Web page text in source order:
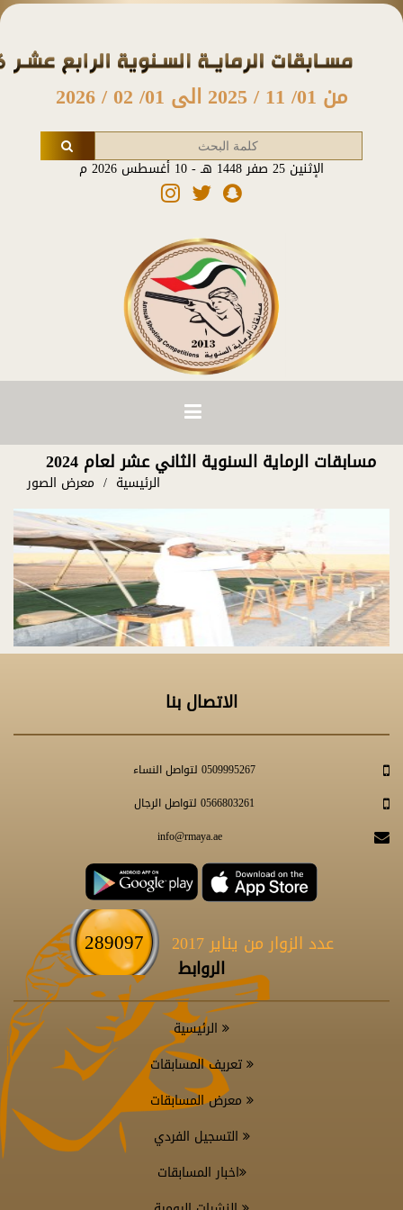
من 01/ 11 / 2025 الى 01/ 02 / 2026
الإثنين 25 صفر 1448 هـ - 10 أغسطس 2026 م
مسابقات الرماية السنوية الثاني عشر لعام 2024
الرئيسية معرض الصور
الاتصال بنا
0509995267 لتواصل النساء
0566803261 لتواصل الرجال
info@rmaya.ae
عدد الزوار من يناير 2017 289097
الروابط
الرئيسية
تعريف المسابقات
معرض المسابقات
التسجيل الفردي
اخبار المسابقات